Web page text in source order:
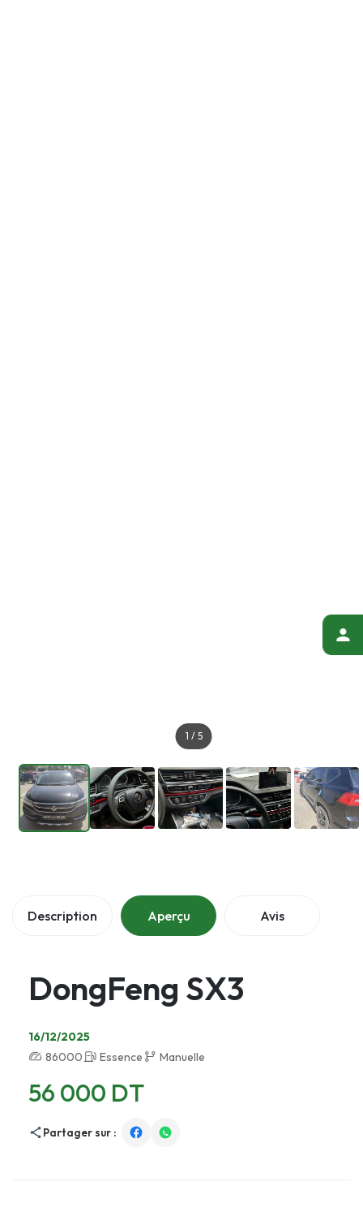
1 / 5
Description Aperçu Avis
DongFeng SX3
16/12/2025
86000
Essence Manuelle
56 000 DT
Partager sur :